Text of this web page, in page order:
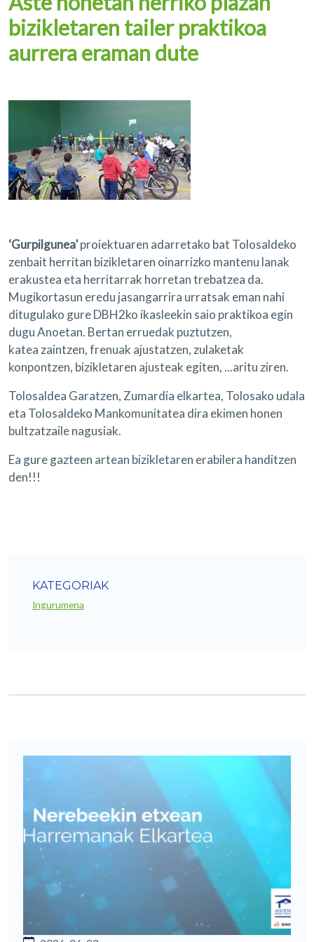
bizikletaren tailer praktikoa
aurrera eraman dute
‘Gurpilgunea’proiektuaren adarretako bat Tolosaldeko
zenbait herritan bizikletaren oinarrizko mantenu lanak
erakustea eta herritarrak horretan trebatzea da.
Mugikortasun eredu jasangarrira urratsak eman nahi
ditugulako gure DBH2ko ikasleekin saio praktikoa egin
dugu Anoetan. Bertan erruedak puztutzen,
katea zaintzen, frenuak ajustatzen, zulaketak
konpontzen, bizikletaren ajusteak egiten, ...aritu ziren.
Tolosaldea Garatzen, Zumardia elkartea, Tolosako udala
eta Tolosaldeko Mankomunitatea dira ekimen honen
bultzatzaile nagusiak.
Ea gure gazteen artean bizikletaren erabilera handitzen
den!!!
KATEGORIAK
Ingurumena